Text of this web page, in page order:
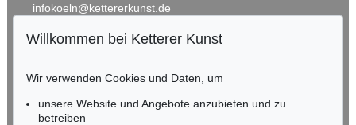
Auktion 549 - Lot 592
, 1906
Ergebnis:€ 1.000
Auktion 430 - Lot 983
Die Verwirrungen des Zöglings Törleß
Ergebnis:€ 996
infokoeln@kettererkunst.de
RHEINLAND-PFALZ
Miriam Heß
Tel.: +49 (0)62 21 58 80-038
Willkommen bei Ketterer Kunst
Wir verwenden Cookies und Daten, um
unsere Website und Angebote anzubieten und zu
betreiben